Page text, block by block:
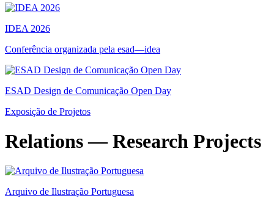
IDEA 2026
Conferência organizada pela esad—idea
ESAD Design de Comunicação Open Day
Exposição de Projetos
Relations — Research Projects
Arquivo de Ilustração Portuguesa